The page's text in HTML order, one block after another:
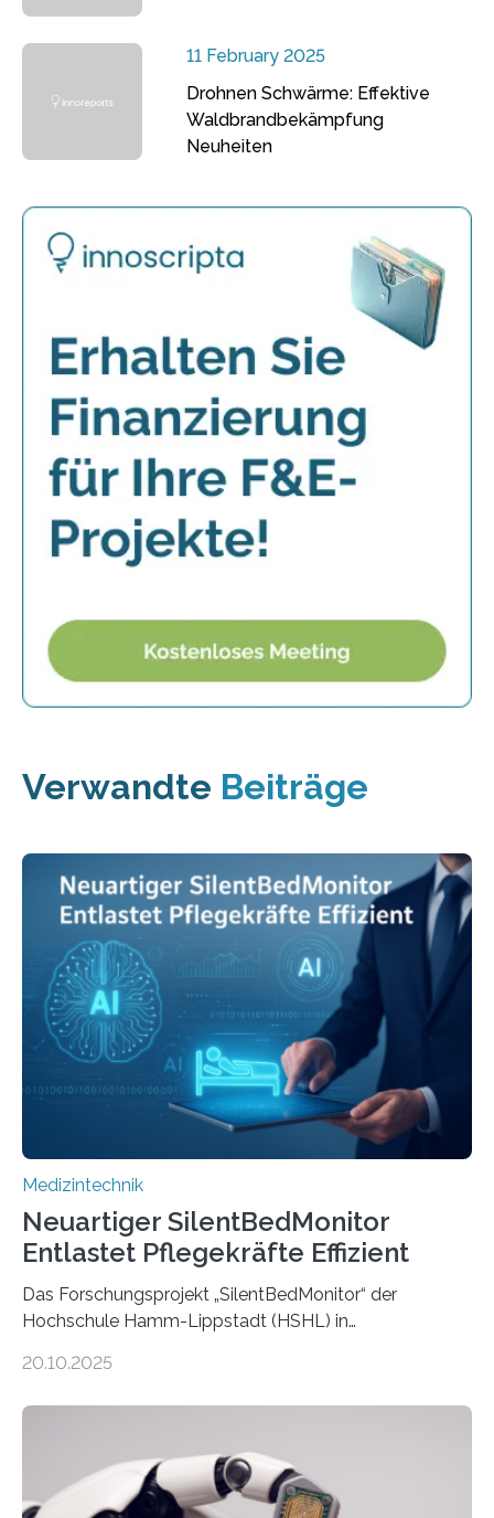
11 February 2025
Drohnen Schwärme: Effektive
Waldbrandbekämpfung
Neuheiten
Verwandte Beiträge
Medizintechnik
Neuartiger SilentBedMonitor
Entlastet Pflegekräfte Effizient
Das Forschungsprojekt „SilentBedMonitor“ der
Hochschule Hamm-Lippstadt (HSHL) in
auf Personen ab, die bettlägerig sind oder in ihrer
Entwicklung der Sensorik und Datenübertragung. Die
HSHL verantwortet die wissenschaftliche Begleitung
sowie die KI-gestützte Datenauswertung. Das Ziel ist
20.10.2025